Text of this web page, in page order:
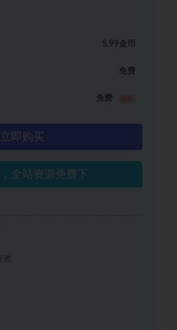
5.99金币
免费
免费
立即购买
全站资源免费下
效